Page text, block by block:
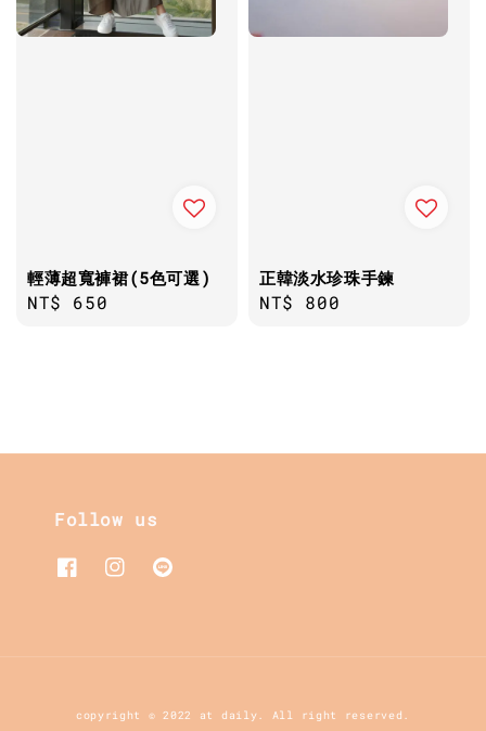
輕薄超寬褲裙(5色可選)
Regular
NT$ 650
正韓淡水珍珠手鍊
Regular
NT$ 800
Follow us
copyright © 2022 at daily. All right reserved.